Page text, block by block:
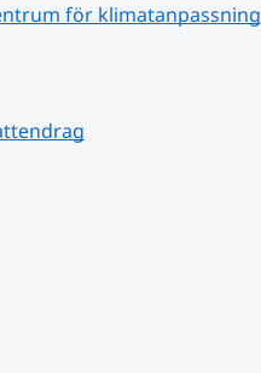
för klimatanpassning